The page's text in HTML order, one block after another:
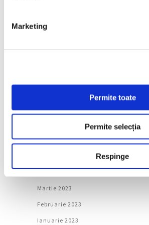
Marketing
Permite toate
Permite selecția
Respinge
Ianuarie 2024
Iunie 2023
Martie 2023
Februarie 2023
Ianuarie 2023